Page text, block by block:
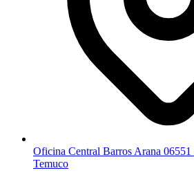
Oficina Central Barros Arana
Temuco